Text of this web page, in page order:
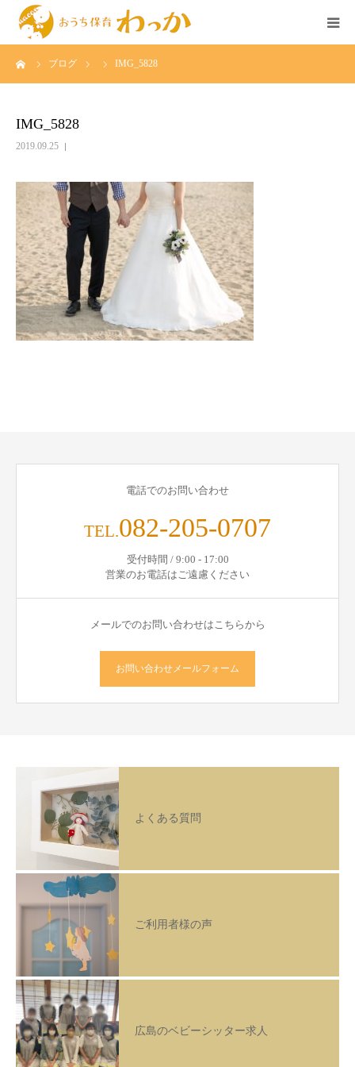
ブログ IMG_5828
IMG_5828
2019.09.25
電話でのお問い合わせ
TEL.082-205-0707
受付時間 / 9:00 - 17:00
営業のお電話はご遠慮ください
メールでのお問い合わせはこちらから
お問い合わせメールフォーム
よくある質問
ご利用者様の声
広島のベビーシッター求人
TOP
法人様の託児
広島のベビーシッター求人
イベント